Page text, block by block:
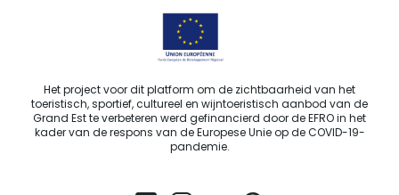
Het project voor dit platform om de zichtbaarheid van het
toeristisch, sportief, cultureel en wijntoeristisch aanbod van de
Grand Est te verbeteren werd gefinancierd door de EFRO in het
kader van de respons van de Europese Unie op de COVID-19-
pandemie.